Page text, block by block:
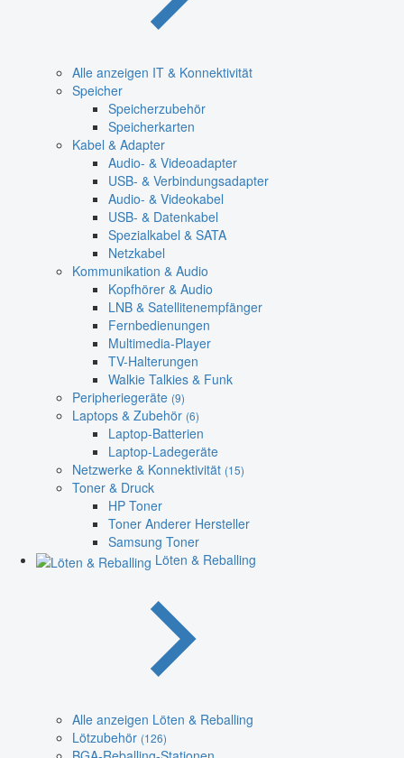
Alle anzeigen IT & Konnektivität
Speicher
Speicherzubehör
Speicherkarten
Kabel & Adapter
Audio- & Videoadapter
USB- & Verbindungsadapter
Audio- & Videokabel
USB- & Datenkabel
Spezialkabel & SATA
Netzkabel
Kommunikation & Audio
Kopfhörer & Audio
LNB & Satellitenempfänger
Fernbedienungen
Multimedia-Player
TV-Halterungen
Walkie Talkies & Funk
Peripheriegeräte (9)
Laptops & Zubehör (6)
Laptop-Batterien
Laptop-Ladegeräte
Netzwerke & Konnektivität (15)
Toner & Druck
HP Toner
Toner Anderer Hersteller
Samsung Toner
Löten & Reballing
Alle anzeigen Löten & Reballing
Lötzubehör (126)